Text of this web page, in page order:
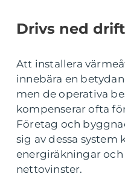
Drivs ned
Att installera
innebära en
men de operativa
kompenserar ofta
Företag och
sig av dessa system
energiräkningar
nettovinster.